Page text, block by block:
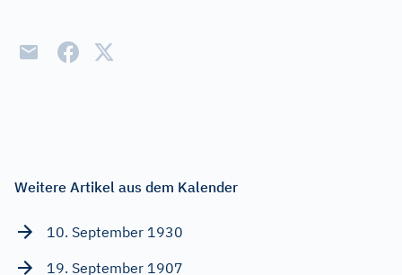
Filmzitate
Weitere Artikel aus dem Kalender
10. September 1930
19. September 1907